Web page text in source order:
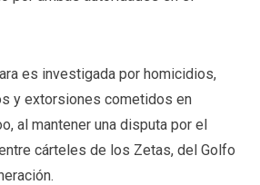
es investigada por homicidios,
y extorsiones cometidos en
al mantener una disputa por el
cárteles de los Zetas, del Golfo